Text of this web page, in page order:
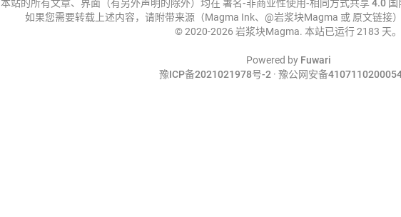
本站的所有文章、界面（有另外声明的除外）均在 署名-非商业性使用-相同方式共享 4.0 国
如果您需要转载上述内容，请附带来源（Magma Ink、@岩浆块Magma 或 原文链接
© 2020-2026 岩浆块Magma. 本站已运行 2183 天。
Powered by Fuwari
豫ICP备2021021978号-2 · 豫公网安备